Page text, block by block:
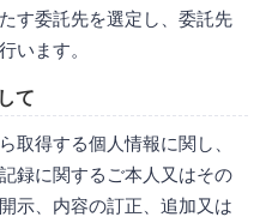
す委託先を選定し、委託先
います。
て
取得する個人情報に関し、
録に関するご本人又はその
示、内容の訂正、追加又は